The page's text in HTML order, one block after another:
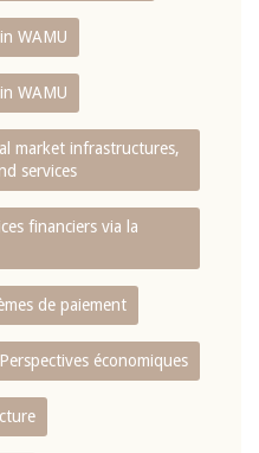
WAMU
WAMU
market infrastructures,
services
financiers via la
de paiement
Perspectives économiques